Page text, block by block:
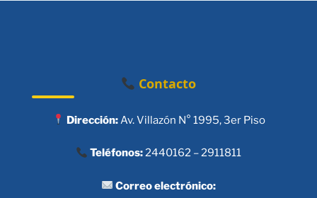
Contacto
Dirección:Av. Villazón N° 1995, 3er Piso
Teléfonos:2440162 – 2911811
Correo electrónico: